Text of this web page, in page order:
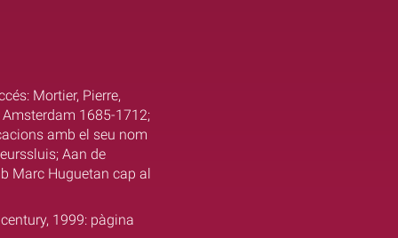
Mortier, Pierre,
1685-1712;
amb el seu nom
Aan de
Marc Huguetan cap al
1999: pàgina